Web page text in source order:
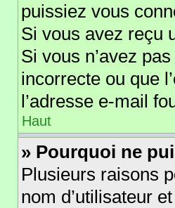
puissiez vous
Si vous avez reçu
Si vous n’avez
incorrecte ou que
l’adresse e-mail
Haut
» Pourquoi ne
Plusieurs raisons
nom d’utilisateur